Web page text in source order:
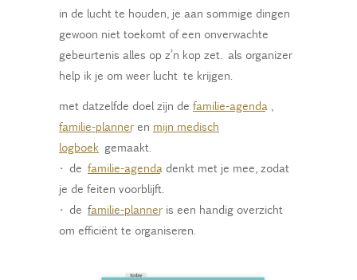
in de lucht te houden, je aan sommige dingen
gewoon niet toekomt of een onverwachte
gebeurtenis alles op z’n kop zet. als organizer
help ik je om weer lucht te krijgen.
met datzelfde doel zijn de familie-agenda,
familie-planner en mijn medisch
logboek gemaakt.
• de familie-agendadenkt met je mee, zodat
je de feiten voorblijft.
• de familie-planneris een handig overzicht
om efficiënt te organiseren.